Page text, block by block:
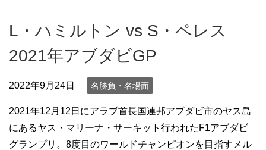
L・ハミルトン vs S・ペレス
2021年アブダビGP
2022年9月24日 名勝負・名場面
2021年12月12日にアラブ首長国連邦アブダビ市のヤス島
にあるヤス・マリーナ・サーキット行われたF1アブダビ
グランプリ。8度目のワールドチャンピオンを目指すメル